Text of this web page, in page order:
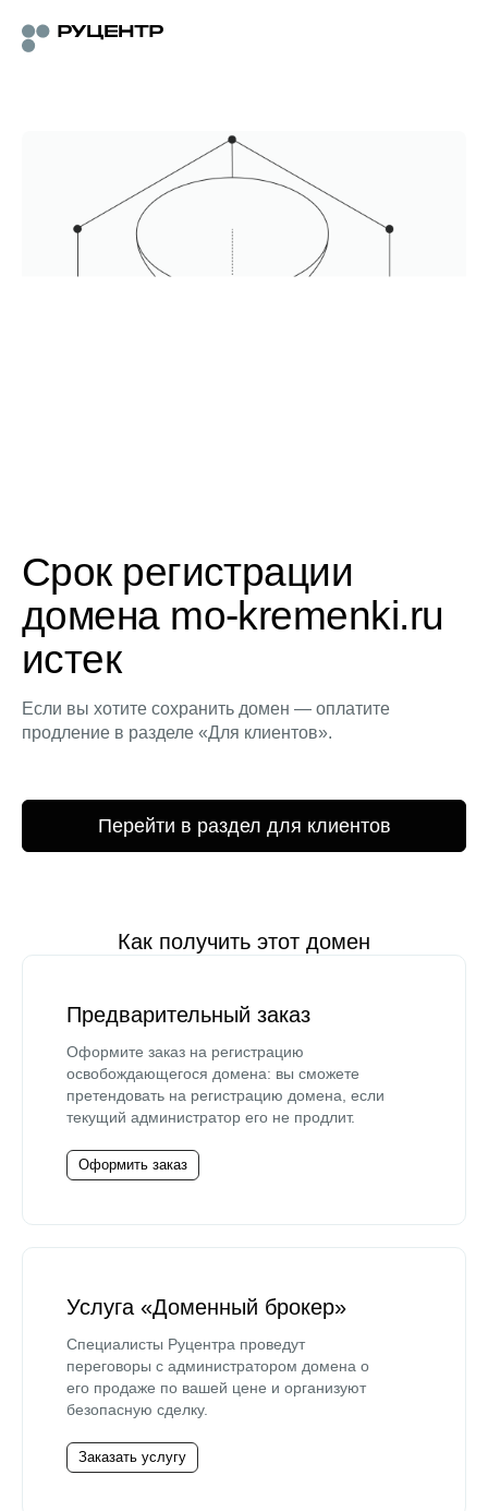
Срок регистрации
домена mo-kremenki.ru
истек
Если вы хотите сохранить домен — оплатите
продление в разделе «Для клиентов».
Перейти в раздел для клиентов
Как получить этот домен
Предварительный заказ
Оформите заказ на регистрацию
освобождающегося домена: вы сможете
претендовать на регистрацию домена, если
текущий администратор его не продлит.
Оформить заказ
Услуга «Доменный брокер»
Специалисты Руцентра проведут
переговоры с администратором домена о
его продаже по вашей цене и организуют
безопасную сделку.
Заказать услугу